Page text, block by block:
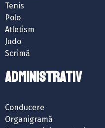
Tenis
Polo
Atletism
Judo
Scrimă
ADMINISTRATIV
Conducere
Organigramă